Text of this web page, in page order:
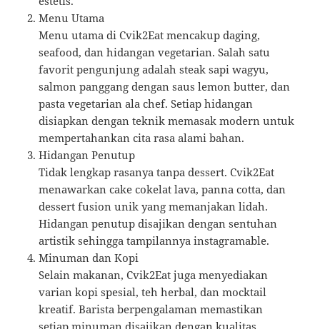
Menu Utama
Menu utama di Cvik2Eat mencakup daging,
seafood, dan hidangan vegetarian. Salah satu
favorit pengunjung adalah steak sapi wagyu,
salmon panggang dengan saus lemon butter, dan
pasta vegetarian ala chef. Setiap hidangan
disiapkan dengan teknik memasak modern untuk
mempertahankan cita rasa alami bahan.
Hidangan Penutup
Tidak lengkap rasanya tanpa dessert. Cvik2Eat
menawarkan cake cokelat lava, panna cotta, dan
dessert fusion unik yang memanjakan lidah.
Hidangan penutup disajikan dengan sentuhan
artistik sehingga tampilannya instagramable.
Minuman dan Kopi
Selain makanan, Cvik2Eat juga menyediakan
varian kopi spesial, teh herbal, dan mocktail
kreatif. Barista berpengalaman memastikan